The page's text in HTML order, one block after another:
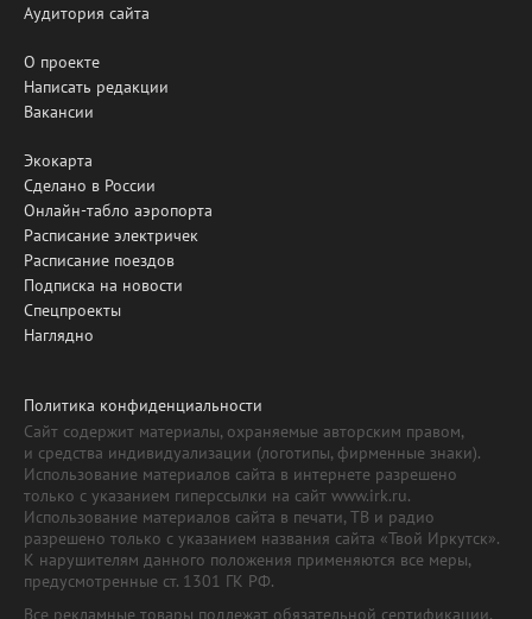
Аудитория сайта
О проекте
Написать редакции
Вакансии
Экокарта
Сделано в России
Онлайн-табло аэропорта
Расписание электричек
Расписание поездов
Подписка на новости
Спецпроекты
Наглядно
Политика конфиденциальности
Сайт содержит материалы, охраняемые авторским правом,
и средства индивидуализации (логотипы, фирменные знаки).
Использование материалов сайта в интернете разрешено
только с указанием гиперссылки на сайт www.irk.ru.
Использование материалов сайта в печати, ТВ и радио
разрешено только с указанием названия сайта «Твой Иркутск».
К нарушителям данного положения применяются все меры,
предусмотренные ст. 1301 ГК РФ.
Все рекламные товары подлежат обязательной сертификации,